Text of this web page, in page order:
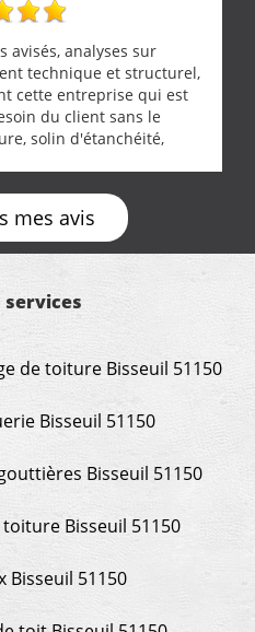
avisés, analyses sur
technique et structurel,
cette entreprise qui est
du client sans le
solin d'étanchéité,
confiance assurée.
mes avis
de toiture Bisseuil 51150
Bisseuil 51150
Bisseuil 51150
Bisseuil 51150
Bisseuil 51150